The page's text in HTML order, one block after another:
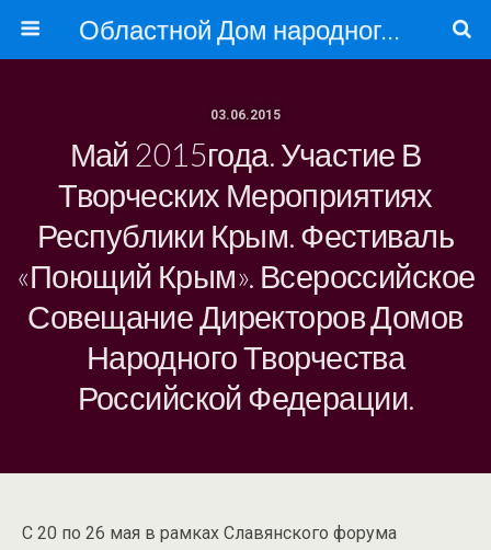
Областной Дом народного творчества
03.06.2015
Май 2015года. Участие В
Творческих Мероприятиях
Республики Крым. Фестиваль
«Поющий Крым». Всероссийское
Совещание Директоров Домов
Народного Творчества
Российской Федерации.
С 20 по 26 мая в рамках Славянского форума